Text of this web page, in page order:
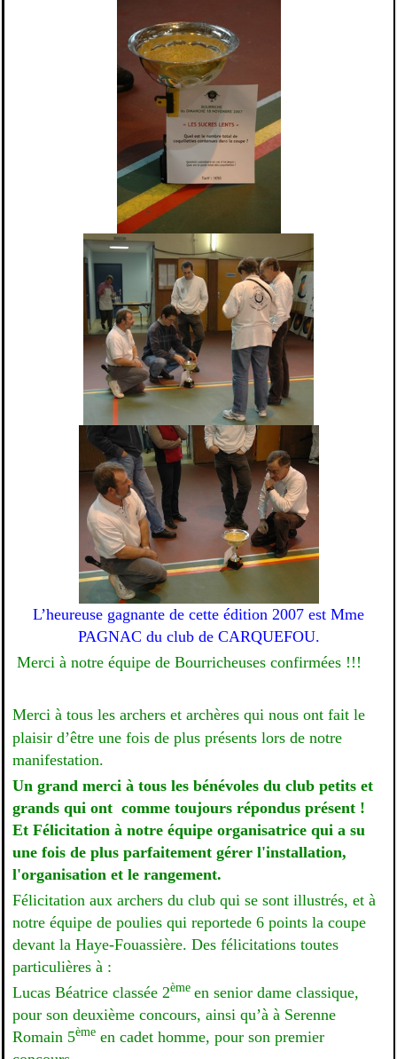
L’heureuse gagnante de cette édition 2007 est Mme
PAGNAC du club de CARQUEFOU.
Merci à notre équipe de Bourricheuses confirmées !!!
Merci à tous les archers et archères qui nous ont fait le
plaisir d’être une fois de plus présents lors de notre
manifestation.
Un grand merci à tous les bénévoles du club petits et
grands qui ont comme toujours répondus présent !
Et Félicitation à notre équipe organisatrice qui a su
une fois de plus parfaitement gérer l'installation,
l'organisation et le rangement.
Félicitation aux archers du club qui se sont illustrés, et à
notre équipe de poulies qui reportede 6 points la coupe
devant la Haye-Fouassière. Desfélicitations toutes
particulières à :
Lucas Béatrice classée 2ème en senior dame classique,
pour son deuxième concours, ainsi qu’à à Serenne
Romain 5èmeen cadet homme, pour son premier